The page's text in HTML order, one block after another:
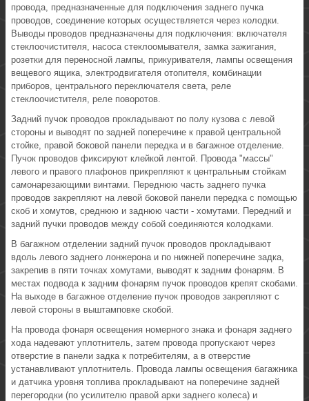
провода, предназначенные для подключения заднего пучка
проводов, соединение которых осуществляется через колодки.
Выводы проводов предназначены для подключения: включателя
стеклоочистителя, насоса стеклоомывателя, замка зажигания,
розетки для переносной лампы, прикуривателя, лампы освещения
вещевого ящика, электродвигателя отопителя, комбинации
приборов, центрального переключателя света, реле
стеклоочистителя, реле поворотов.
Задний пучок проводов прокладывают по полу кузова с левой
стороны и выводят по задней поперечине к правой центральной
стойке, правой боковой панели передка и в багажное отделение.
Пучок проводов фиксируют клейкой лентой. Провода "массы"
левого и правого плафонов прикрепляют к центральным стойкам
самонарезающими винтами. Переднюю часть заднего пучка
проводов закрепляют на левой боковой панели передка с помощью
скоб и хомутов, среднюю и заднюю части - хомутами. Передний и
задний пучки проводов между собой соединяются колодками.
В багажном отделении задний пучок проводов прокладывают
вдоль левого заднего лонжерона и по нижней поперечине задка,
закрепив в пяти точках хомутами, выводят к задним фонарям. В
местах подвода к задним фонарям пучок проводов крепят скобами.
На выходе в багажное отделение пучок проводов закрепляют с
левой стороны в выштамповке скобой.
На провода фонаря освещения номерного знака и фонаря заднего
хода надевают уплотнитель, затем провода пропускают через
отверстие в панели задка к потребителям, а в отверстие
устанавливают уплотнитель. Провода лампы освещения багажника
и датчика уровня топлива прокладывают на поперечине задней
перегородки (по усилителю правой арки заднего колеса) и